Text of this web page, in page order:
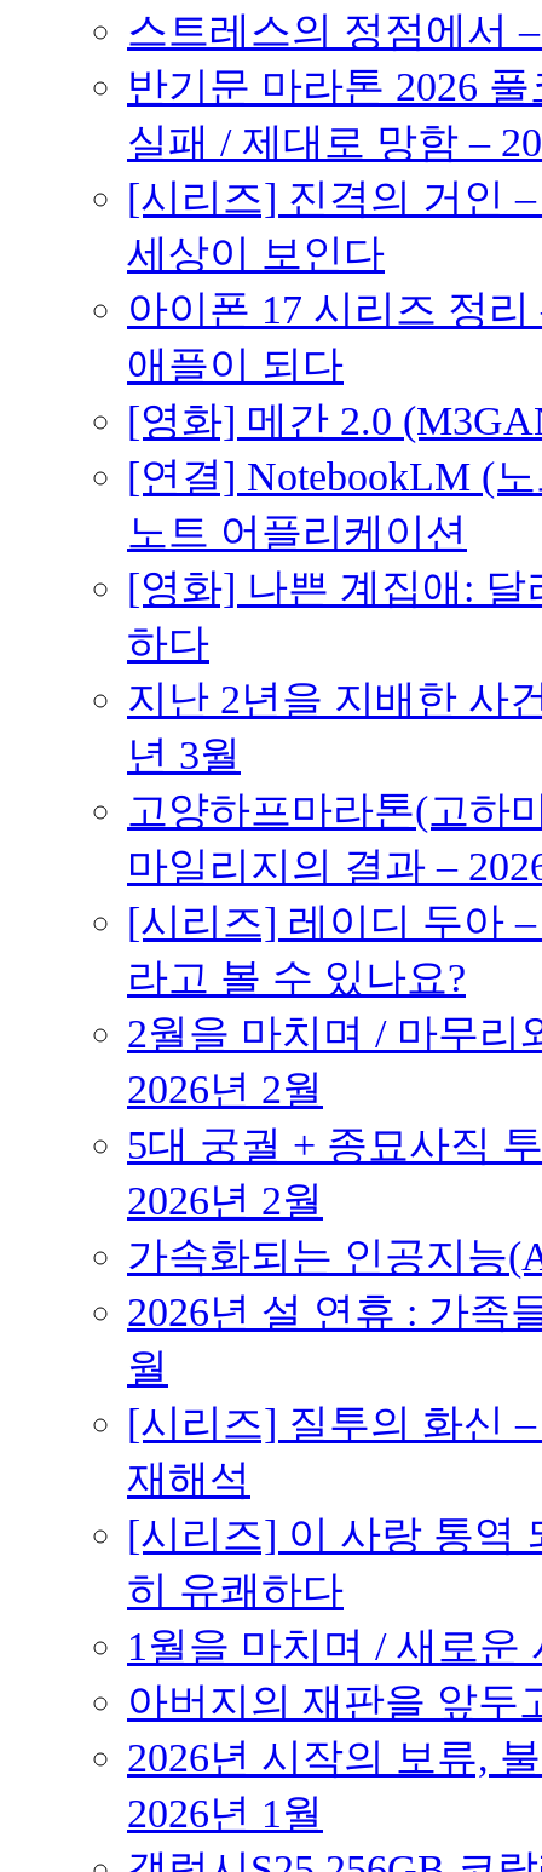
스트레스의 정점에서
반기문 마라톤 2026
실패 / 제대로 망함 –
[시리즈] 진격의 거인
세상이 보인다
아이폰 17 시리즈 정
애플이 되다
[영화] 메간 2.0
[연결] NotebookLM (
노트 어플리케이션
[영화] 나쁜 계집애:
하다
지난 2년을 지배한 사
년 3월
고양하프마라톤(고하
마일리지의 결과 –
[시리즈] 레이디 두아
라고 볼 수 있나요?
2월을 마치며 / 마무리
2026년 2월
5대 궁궐 + 종묘사직
2026년 2월
가속화되는 인공지능
2026년 설 연휴 : 가족
월
[시리즈] 질투의 화신
재해석
[시리즈] 이 사랑 통역
히 유쾌하다
1월을 마치며 / 새로운
아버지의 재판을 앞두
2026년 시작의 보류,
2026년 1월